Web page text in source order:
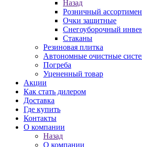
Назад
Розничный
Очки защитные
Снегоуборочный
Стаканы
Резиновая плитка
Автономные очистные
Погреба
Уцененный товар
Акции
Как стать дилером
Доставка
Где купить
Контакты
О компании
Назад
О компании